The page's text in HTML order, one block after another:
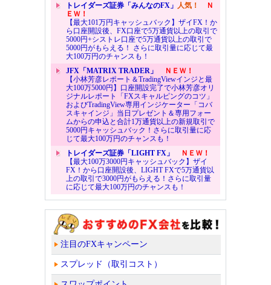
トレイダーズ証券「みんなのFX」 人気！
Ｎ
ＥＷ！
【最大101万円キャッシュバック】ザイFX！か
ら口座開設後、FX口座で5万通貨以上の取引で
5000円+シストレ口座で5万通貨以上の取引で
5000円がもらえる！ さらに取引量に応じて最
大100万円のチャンスも！
JFX「MATRIX TRADER」
ＮＥＷ！
【小林芳彦レポート＆TradingViewインジと最
大100万5000円】口座開設完了で小林芳彦オリ
ジナルレポート「FXスキャルピングのコツ」
およびTradingView専用インジケーター「コバ
スキャインジ」当日プレゼント＆専用フォー
ムからの申込と合計1万通貨以上の新規取引で
5000円キャッシュバック！さらに取引量に応
じて最大100万円のチャンスも！
トレイダーズ証券「LIGHT FX」
ＮＥＷ！
【最大100万3000円キャッシュバック】ザイ
FX！から口座開設後、LIGHT FXで5万通貨以
上の取引で3000円がもらえる！さらに取引量
に応じて最大100万円のチャンスも！
注目のFXキャンペーン
スプレッド（取引コスト）